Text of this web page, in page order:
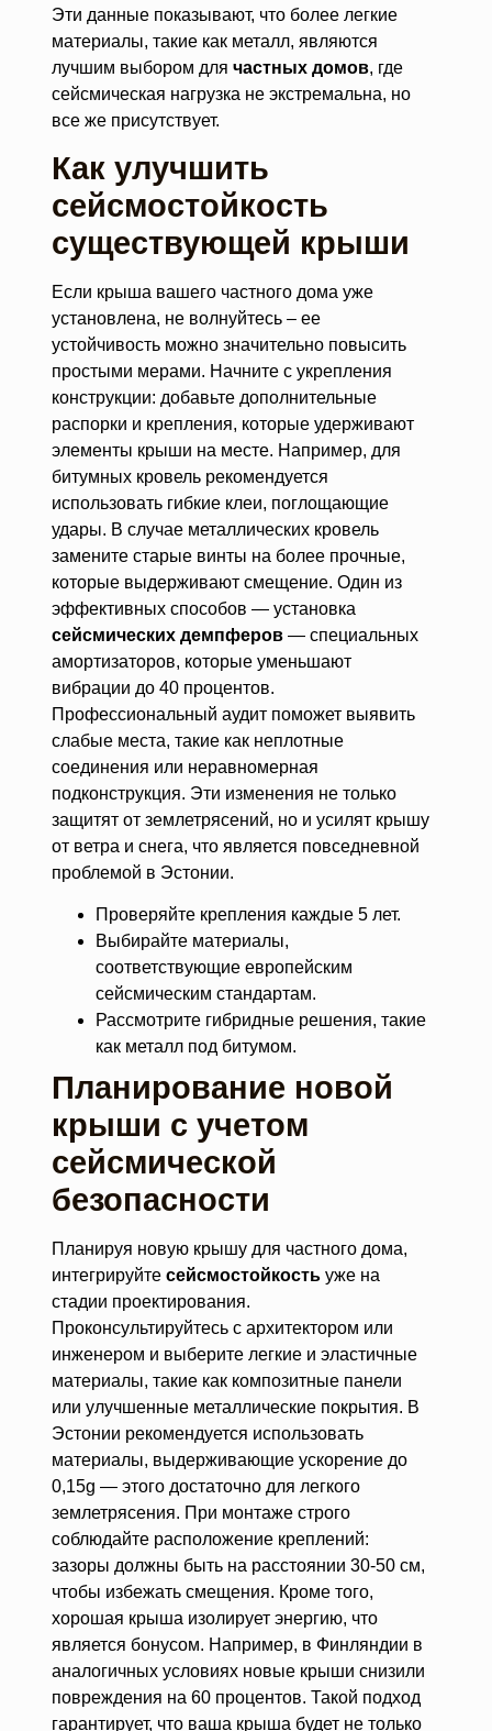
Эти данные показывают, что более легкие
материалы, такие как металл, являются
лучшим выбором для частных домов, где
сейсмическая нагрузка не экстремальна, но
все же присутствует.
Как улучшить
сейсмостойкость
существующей крыши
Если крыша вашего частного дома уже
установлена, не волнуйтесь – ее
устойчивость можно значительно повысить
простыми мерами. Начните с укрепления
конструкции: добавьте дополнительные
распорки и крепления, которые удерживают
элементы крыши на месте. Например, для
битумных кровель рекомендуется
использовать гибкие клеи, поглощающие
удары. В случае металлических кровель
замените старые винты на более прочные,
которые выдерживают смещение. Один из
эффективных способов — установка
сейсмических демпферов— специальных
амортизаторов, которые уменьшают
вибрации до 40 процентов.
Профессиональный аудит поможет выявить
слабые места, такие как неплотные
соединения или неравномерная
подконструкция. Эти изменения не только
защитят от землетрясений, но и усилят крышу
от ветра и снега, что является повседневной
проблемой в Эстонии.
Проверяйте крепления каждые 5 лет.
Выбирайте материалы,
соответствующие европейским
сейсмическим стандартам.
Рассмотрите гибридные решения, такие
как металл под битумом.
Планирование новой
крыши с учетом
сейсмической
безопасности
Планируя новую крышу для частного дома,
интегрируйте сейсмостойкостьуже на
стадии проектирования.
Проконсультируйтесь с архитектором или
инженером и выберите легкие и эластичные
материалы, такие как композитные панели
или улучшенные металлические покрытия. В
Эстонии рекомендуется использовать
материалы, выдерживающие ускорение до
0,15g — этого достаточно для легкого
землетрясения. При монтаже строго
соблюдайте расположение креплений:
зазоры должны быть на расстоянии 30-50 см,
чтобы избежать смещения. Кроме того,
хорошая крыша изолирует энергию, что
является бонусом. Например, в Финляндии в
аналогичных условиях новые крыши снизили
повреждения на 60 процентов. Такой подход
гарантирует, что ваша крыша будет не только